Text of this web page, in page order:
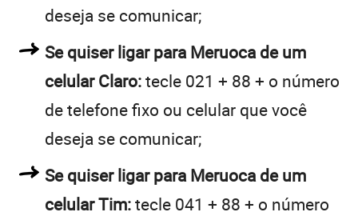
deseja se comunicar;
Se quiser ligar para Meruoca de um
celular Claro:tecle 021 + 88 + o número
de telefone fixo ou celular que você
deseja se comunicar;
Se quiser ligar para Meruoca de um
celular Tim:tecle 041 + 88 + o número